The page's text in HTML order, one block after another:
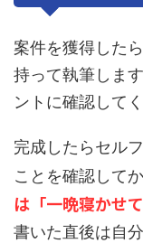
案件を獲得した
持って執筆しま
ントに確認してく
完成したらセル
ことを確認して
は「一晩寝かせ
書いた直後は自